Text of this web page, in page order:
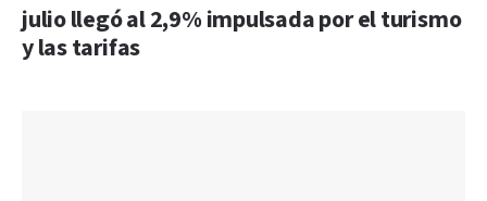
julio llegó al 2,9% impulsada por el turismo
y las tarifas